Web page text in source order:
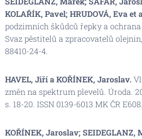
KOLAŘÍK, Pavel; HRUDOVÁ, Eva et
podzimních škůdců řepky a
Svaz pěstitelů a zpracovatelů
88410-24-4.
HAVEL, Jiří a KOŘÍNEK, Jaroslav.
změn na spektrum plevelů. Úroda.
s. 18-20. ISSN 0139-6013 MK ČR E608.
KOŘÍNEK, Jaroslav; SEIDEGLANZ,